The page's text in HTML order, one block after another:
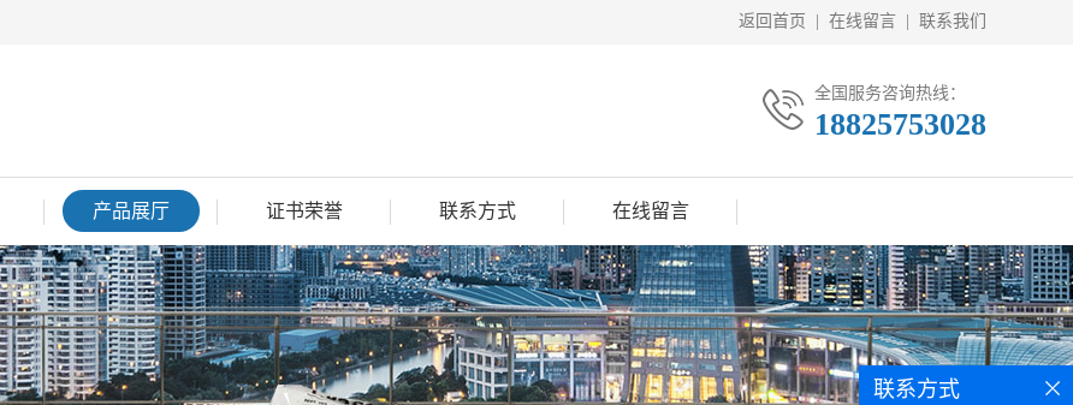
返回首页 在线留言 联系我们
全国服务咨询热线：
18825753028
产品展厅 证书荣誉 联系方式 在线留言
联系方式